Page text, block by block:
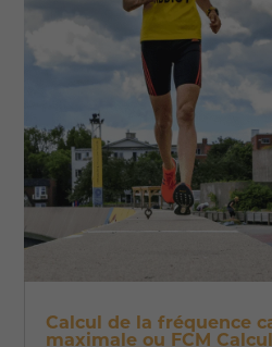
Calcul de la fréquence
maximale ou FCM Calcul